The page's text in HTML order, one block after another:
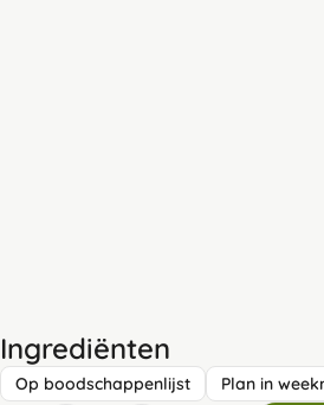
Ingrediënten
Op boodschappenlijst Plan in